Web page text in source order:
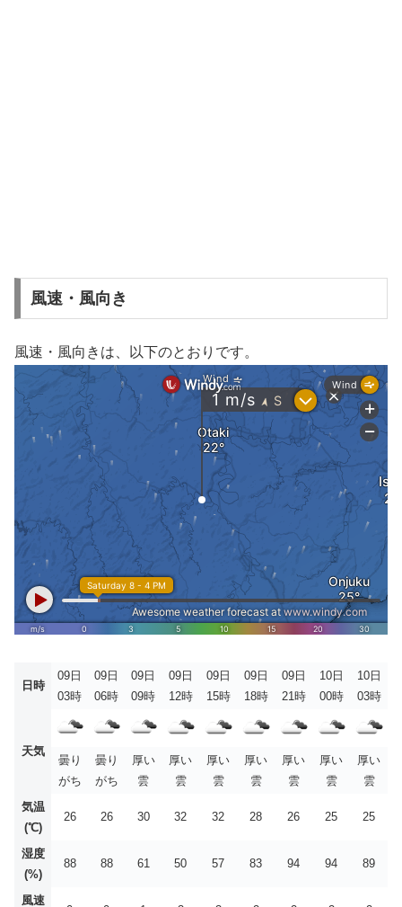
風速・風向き
風速・風向きは、以下のとおりです。
日時
09日
03時
09日
06時
09日
09時
09日
12時
09日
15時
09日
18時
09日
21時
10日
00時
10日
03時
天気
曇り
がち
曇り
がち
厚い
雲
厚い
雲
厚い
雲
厚い
雲
厚い
雲
厚い
雲
厚い
雲
気温
(℃)
26 26 30 32 32 28 26 25 25
湿度
(%)
88 88 61 50 57 83 94 94 89
風速